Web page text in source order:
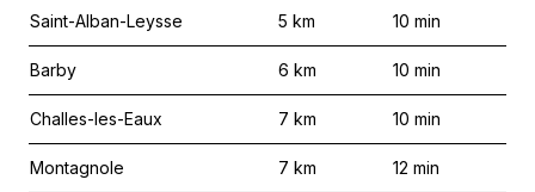
Saint-Alban-Leysse 5 km 10 min
Barby 6 km 10 min
Challes-les-Eaux 7 km 10 min
Montagnole 7 km 12 min